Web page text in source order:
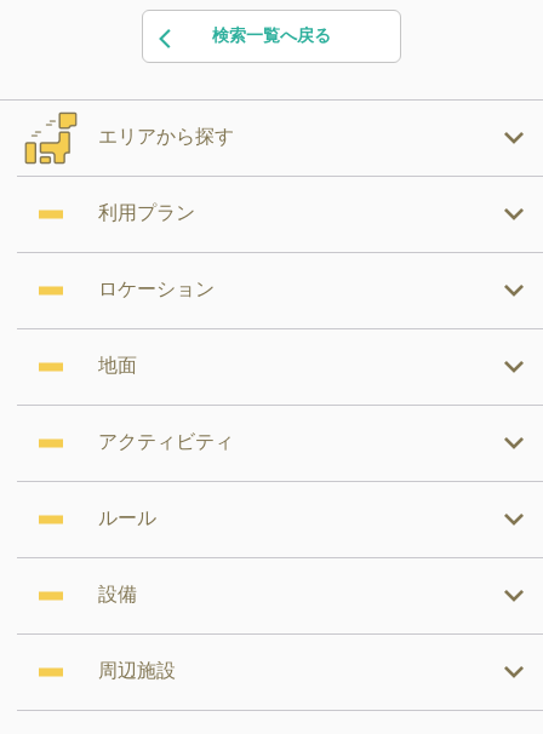
検索一覧へ戻る
エリアから探す
利用プラン
ロケーション
地面
アクティビティ
ルール
設備
周辺施設